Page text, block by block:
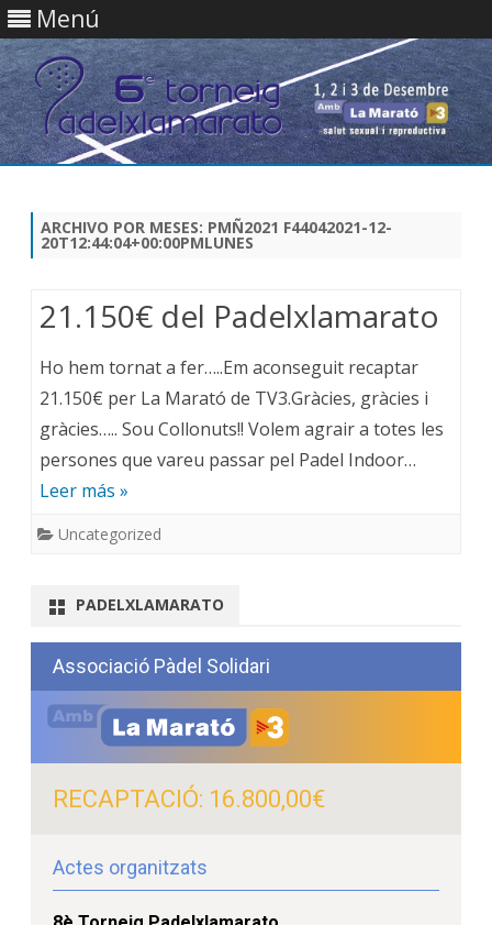
Menú
ARCHIVO POR MESES: PMÑ2021 F44042021-12-
20T12:44:04+00:00PMLUNES
21.150€ del Padelxlamarato
Ho hem tornat a fer…..Em aconseguit recaptar
21.150€ per La Marató de TV3.Gràcies, gràcies i
gràcies….. Sou Collonuts!! Volem agrair a totes les
persones que vareu passar pel Padel Indoor…
Leer más »
Uncategorized
PADELXLAMARATO